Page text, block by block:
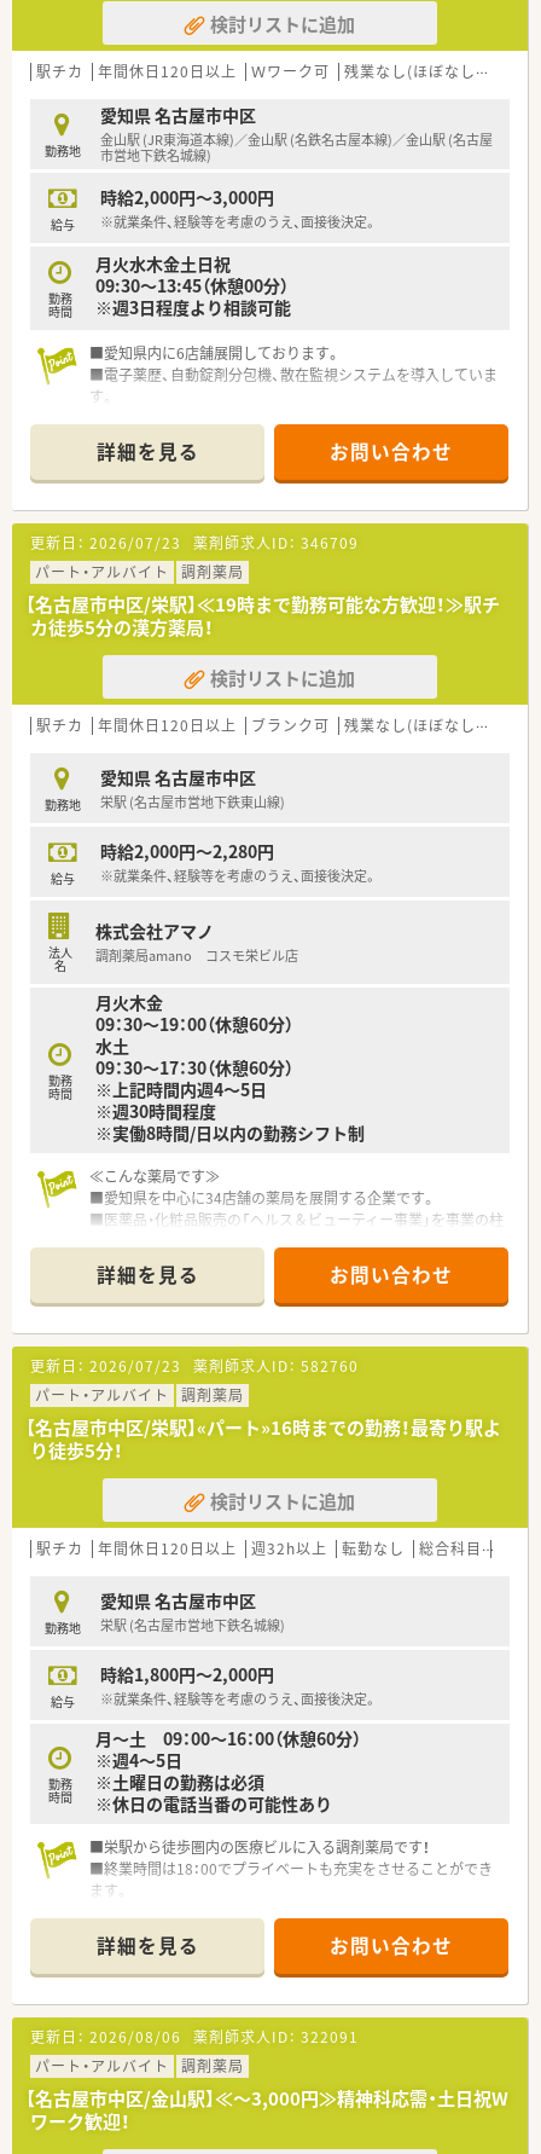
検討リストに追加
駅チカ 年間休日120日以上 Ｗワーク可 残業なし(ほぼなし含む)
勤務地
愛知県 名古屋市中区
金山駅 (JR東海道本線)／金山駅 (名鉄名古屋本線)／金山駅 (名古屋
市営地下鉄名城線)
給与
時給2,000円～3,000円
※就業条件、経験等を考慮のうえ、面接後決定。
勤務
時間
月火水木金土日祝
09:30～13:45（休憩00分）
※週3日程度より相談可能
■愛知県内に6店舗展開しております。
■電子薬歴、自動錠剤分包機、散在監視システムを導入していま
す。
■金山駅から徒歩1分の好立地にあります。
詳細を見る お問い合わせ
更新日： 2026/07/23 薬剤師求人ID： 346709
パート・アルバイト
調剤薬局
【名古屋市中区/栄駅】≪19時まで勤務可能な方歓迎！≫駅チ
カ徒歩5分の漢方薬局！
検討リストに追加
駅チカ 年間休日120日以上 ブランク可 残業なし(ほぼなし含む)
勤務地
愛知県 名古屋市中区
栄駅 (名古屋市営地下鉄東山線)
給与
時給2,000円～2,280円
※就業条件、経験等を考慮のうえ、面接後決定。
法人
名
株式会社アマノ
調剤薬局amano コスモ栄ビル店
勤務
時間
月火木金
09：30～19：00（休憩60分）
水土
09：30～17：30（休憩60分）
※上記時間内週4～5日
※週30時間程度
※実働8時間/日以内の勤務シフト制
≪こんな薬局です≫
■愛知県を中心に34店舗の薬局を展開する企業です。
■医薬品・化粧品販売の「ヘルス＆ビューティー事業」を事業の柱
■都心型、漢方医療、OTC併設という3形態の調剤薬局を展開。
■駅チカの店舗が多く通勤しやすい環境。
■全店名古屋市近郊のため転居を伴う異動は無し。
■患者様の負担を減らすため1店舗当たりの従業員を多く配置。
■システム導入にも力を入れており効率化的な業務が可能。
■産休、育休後の復帰率も高く女性にも優しい会社。
■専門店ブランドの化粧品取り扱いあり。従業員割引制度も適
用可能。
■教育制度が充実しておりポジションに合わせた研修を実施。
■平均年齢は36歳。若手薬剤師が活躍中。
■ガンやHIVなど専門薬剤師の資格取得にも積極的に取り組んで
■人気の栄エリアでのお仕事です。お仕事帰りの買い物等も非
常にアクセスの良い立地です。
詳細を見る お問い合わせ
更新日： 2026/07/23 薬剤師求人ID： 582760
パート・アルバイト
調剤薬局
【名古屋市中区/栄駅】«パート»16時までの勤務！最寄り駅よ
り徒歩5分！
検討リストに追加
駅チカ 年間休日120日以上 週32h以上 転勤なし 総合科目
勤務地
愛知県 名古屋市中区
栄駅 (名古屋市営地下鉄名城線)
給与
時給1,800円～2,000円
※就業条件、経験等を考慮のうえ、面接後決定。
勤務
時間
月～土 09：00～16：00（休憩60分）
※週4～5日
※土曜日の勤務は必須
※休日の電話当番の可能性あり
■栄駅から徒歩圏内の医療ビルに入る調剤薬局です！
■終業時間は18：00でプライベートも充実をさせることができ
ます。
詳細を見る お問い合わせ
更新日： 2026/08/06 薬剤師求人ID： 322091
パート・アルバイト
調剤薬局
【名古屋市中区/金山駅】≪～3,000円≫精神科応需・土日祝W
ワーク歓迎！